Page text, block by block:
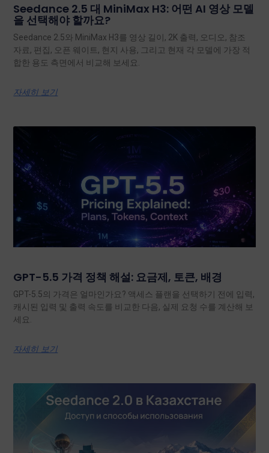
Seedance 2.5 대 MiniMax H3: 어떤 AI 영상 모델
을 선택해야 할까요?
Seedance 2.5와 MiniMax H3를 영상 길이, 2K 출력, 오디오, 참조
자료, 편집, 오픈 웨이트, 현지 사용, 그리고 현재 각 모델에 가장 적
합한 용도 측면에서 비교해 보세요.
자세히 보기
GPT-5.5 가격 정책 해설: 요금제, 토큰, 배경
GPT-5.5의 가격은 얼마인가요? 액세스 플랜을 선택하기 전에 입력,
캐시된 입력 및 출력 속도를 비교한 다음, 실제 요청 수를 계산해 보
세요.
자세히 보기